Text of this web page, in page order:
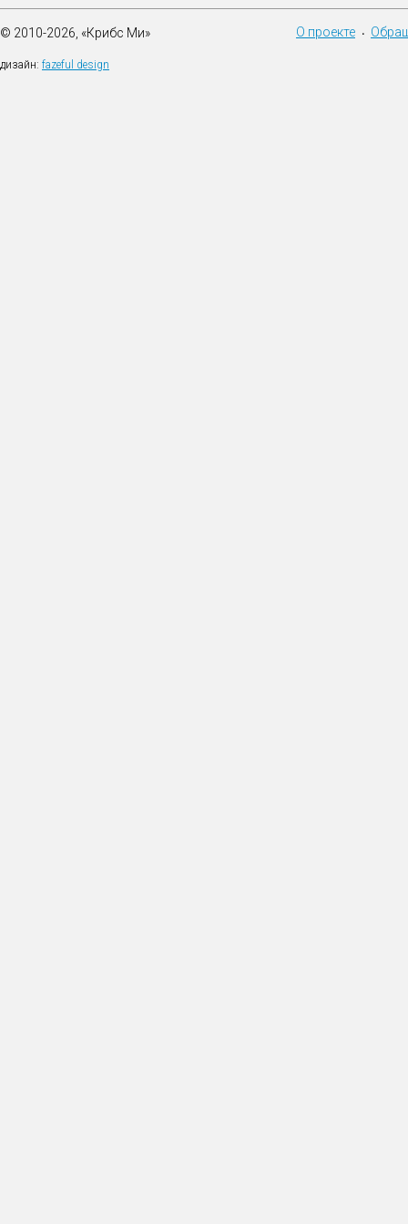
© 2010-2026, «Крибс Ми»
дизайн: fazeful design
О проекте •